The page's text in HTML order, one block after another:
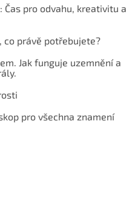
Čas pro odvahu, kreativitu a
co právě potřebujete?
Jak funguje uzemnění a
pro všechna znamení